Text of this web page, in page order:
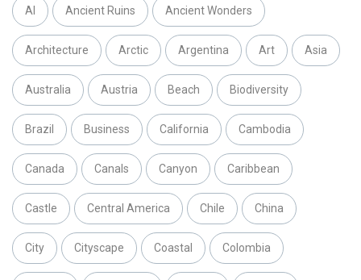
AI Ancient Ruins Ancient Wonders
Architecture Arctic Argentina Art Asia
Australia Austria Beach Biodiversity
Brazil Business California Cambodia
Canada Canals Canyon Caribbean
Castle Central America Chile China
City Cityscape Coastal Colombia